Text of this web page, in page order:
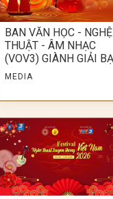
BAN VĂN HỌC - NGHỆ
THUẬT - ÂM NHẠC
(VOV3) GIÀNH GIẢI
MEDIA